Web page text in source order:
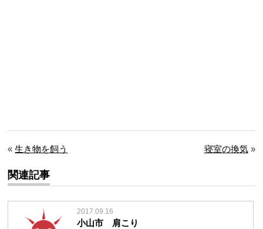
«生き物を飼う 寝室の換気»
関連記事
2017.09.16
小山市 肩こり